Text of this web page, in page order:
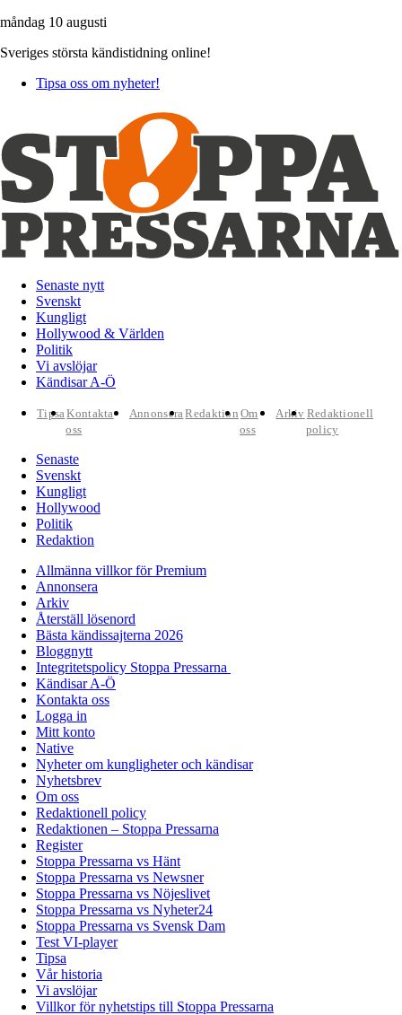
måndag 10 augusti
Sveriges största kändistidning online!
Tipsa oss om nyheter!
Senaste nytt
Svenskt
Kungligt
Hollywood & Världen
Politik
Vi avslöjar
Kändisar A-Ö
TipsaKontakta
oss
AnnonseraRedaktion Om
oss
Arkiv Redaktionell
policy
Senaste
Svenskt
Kungligt
Hollywood
Politik
Redaktion
Allmänna villkor för Premium
Annonsera
Arkiv
Återställ lösenord
Bästa kändissajterna 2026
Bloggnytt
Integritetspolicy Stoppa Pressarna
Kändisar A-Ö
Kontakta oss
Logga in
Mitt konto
Native
Nyheter om kungligheter och kändisar
Nyhetsbrev
Om oss
Redaktionell policy
Redaktionen – Stoppa Pressarna
Register
Stoppa Pressarna vs Hänt
Stoppa Pressarna vs Newsner
Stoppa Pressarna vs Nöjeslivet
Stoppa Pressarna vs Nyheter24
Stoppa Pressarna vs Svensk Dam
Test VI-player
Tipsa
Vår historia
Vi avslöjar
Villkor för nyhetstips till Stoppa Pressarna